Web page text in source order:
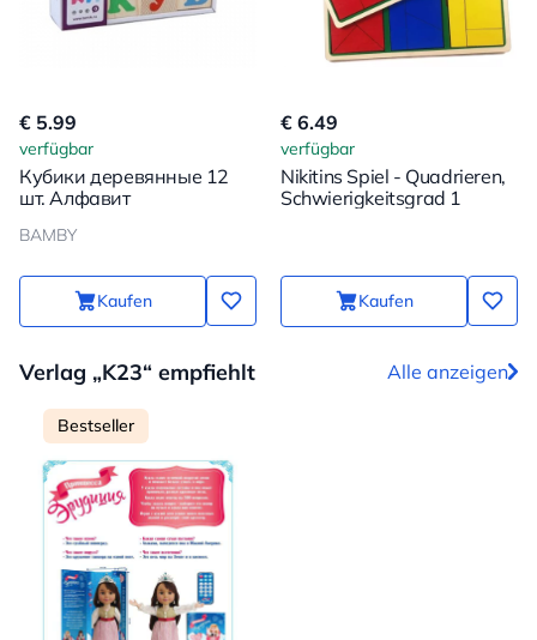
€ 5.99
verfügbar
Кубики деревянные 12
шт. Алфавит
BAMBY
Kaufen
€ 6.49
verfügbar
Nikitins Spiel - Quadrieren,
Schwierigkeitsgrad 1
Kaufen
Verlag „K23“ empfiehlt Alle anzeigen
Bestseller